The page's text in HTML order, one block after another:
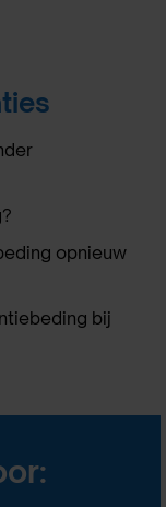
opnieuw
bij